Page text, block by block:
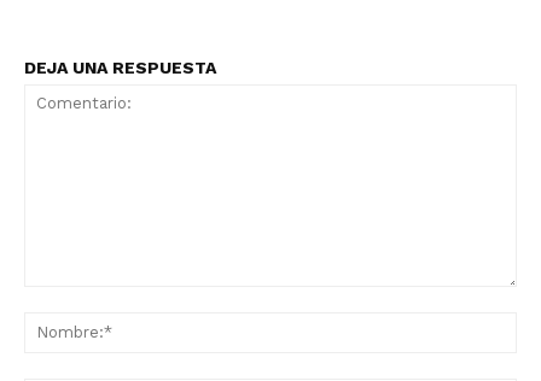
DEJA UNA RESPUESTA